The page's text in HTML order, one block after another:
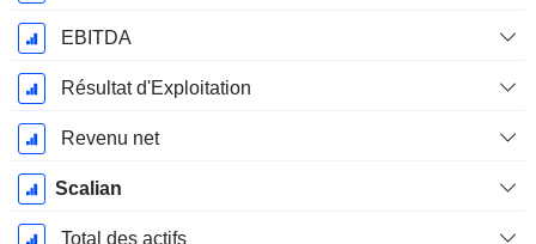
EBITDA
Résultat d'Exploitation
Revenu net
Scalian
Total des actifs